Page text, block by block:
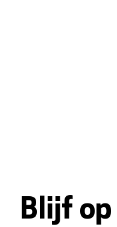
Blijf